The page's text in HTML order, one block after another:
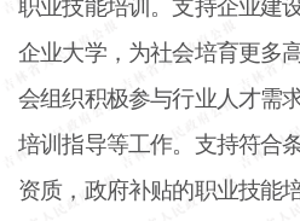
职业技能培训。支持企业建
企业大学，为社会培育更多
会组织积极参与行业人才需
培训指导等工作。支持符合
资质，政府补贴的职业技能